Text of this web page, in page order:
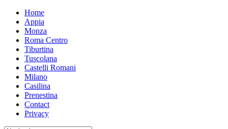
Home
Appia
Monza
Roma Centro
Tiburtina
Tuscolana
Castelli Romani
Milano
Casilina
Prenestina
Contact
Privacy